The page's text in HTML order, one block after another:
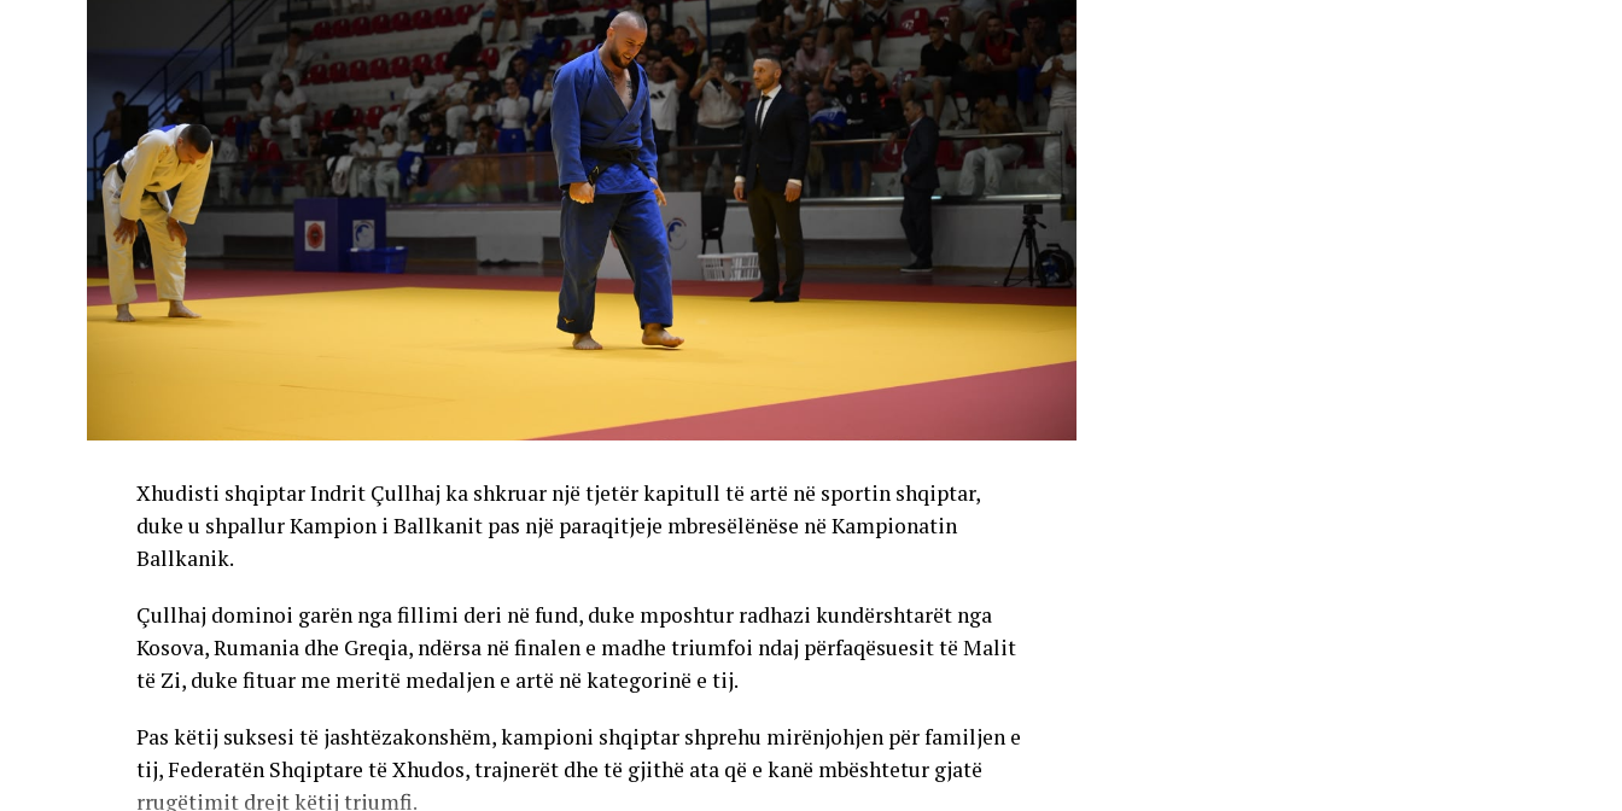
Xhudisti shqiptar Indrit Çullhaj ka shkruar një tjetër kapitull të artë në sportin shqiptar,
duke u shpallur Kampion i Ballkanit pas një paraqitjeje mbresëlënëse në Kampionatin
Ballkanik.
Çullhaj dominoi garën nga fillimi deri në fund, duke mposhtur radhazi kundërshtarët nga
Kosova, Rumania dhe Greqia, ndërsa në finalen e madhe triumfoi ndaj përfaqësuesit të Malit
të Zi, duke fituar me meritë medaljen e artë në kategorinë e tij.
Pas këtij suksesi të jashtëzakonshëm, kampioni shqiptar shprehu mirënjohjen për familjen e
tij, Federatën Shqiptare të Xhudos, trajnerët dhe të gjithë ata që e kanë mbështetur gjatë
rrugëtimit drejt këtij triumfi.